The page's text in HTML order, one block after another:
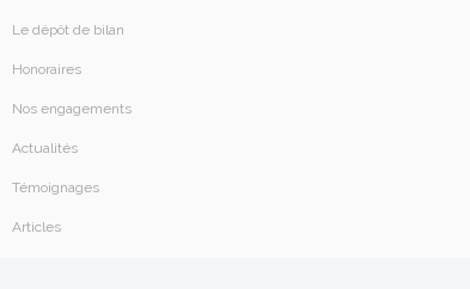
Le dépôt de bilan
Honoraires​
Nos engagements
Actualités
Témoignages
Articles